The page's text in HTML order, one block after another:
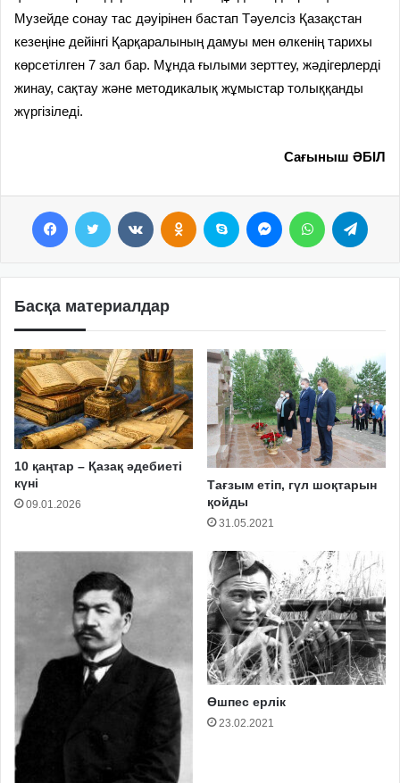
Музейде сонау тас дәуірінен бастап Тәуелсіз Қазақстан
кезеңіне дейінгі Қарқаралының дамуы мен өлкенің тарихы
көрсетілген 7 зал бар. Мұнда ғылыми зерттеу, жәдігерлерді
жинау, сақтау және методикалық жұмыстар толыққанды
жүргізіледі.
Сағыныш ӘБІЛ
Басқа материалдар
10 қаңтар – Қазақ әдебиеті
күні
09.01.2026
Тағзым етіп, гүл шоқтарын
қойды
31.05.2021
Өшпес ерлік
23.02.2021